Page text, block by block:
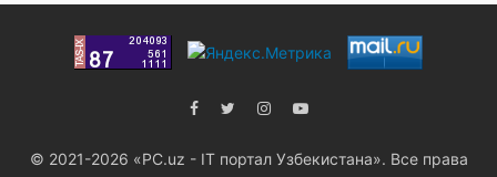
© 2021-2026 «PC.uz - IT портал Узбекистана». Все права